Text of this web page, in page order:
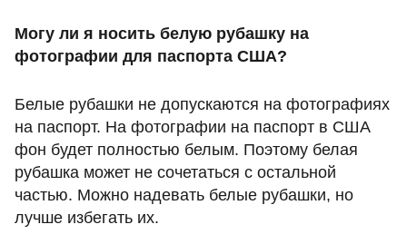
Могу ли я носить белую рубашку на
фотографии для паспорта США?
Белые рубашки не допускаются на фотографиях
на паспорт. На фотографии на паспорт в США
фон будет полностью белым. Поэтому белая
рубашка может не сочетаться с остальной
частью. Можно надевать белые рубашки, но
лучше избегать их.